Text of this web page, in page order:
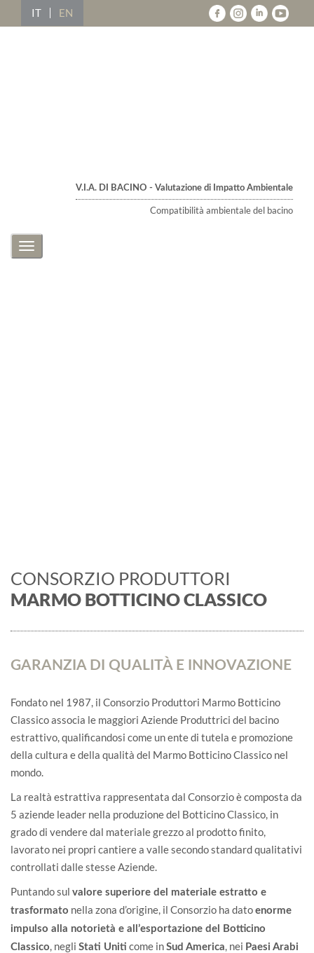
IT EN
V.I.A. DI BACINO - Valutazione di Impatto Ambientale
Compatibilità ambientale del bacino
Toggle
CONSORZIO PRODUTTORI
MARMO BOTTICINO CLASSICO
GARANZIA DI QUALITÀ E INNOVAZIONE
Fondato nel 1987, il Consorzio Produttori Marmo Botticino
Classico associa le maggiori Aziende Produttrici del bacino
estrattivo, qualificandosi come un ente di tutela e promozione
della cultura e della qualità del Marmo Botticino Classico nel
mondo.
La realtà estrattiva rappresentata dal Consorzio è composta da
5 aziende leader nella produzione del Botticino Classico, in
grado di vendere dal materiale grezzo al prodotto finito,
lavorato nei propri cantiere a valle secondo standard qualitativi
controllati dalle stesse Aziende.
Puntando sul valore superiore del materiale estratto e
trasformato nella zona d’origine, il Consorzio ha dato enorme
impulso alla notorietà e all’esportazione del Botticino
Classico, negli Stati Uniti come in Sud America, nei Paesi Arabi